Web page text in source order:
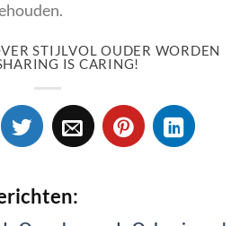
STIJLVOL OUDER WORDEN
IS CARING!